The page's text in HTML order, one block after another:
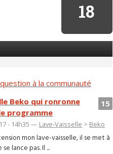
18
à la communauté
15
Beko qui ronronne
programme
- 14h35 — Lave-Vaisselle > Beko
mon lave-vaisselle, il se met à
lance pas. Il ...